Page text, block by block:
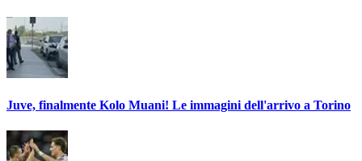
Juve, finalmente Kolo Muani! Le immagini dell'arrivo a Torino